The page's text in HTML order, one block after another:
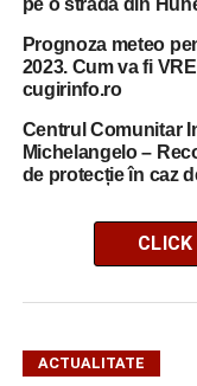
pe o stradă din
Prognoza meteo
2023. Cum va fi
cugirinfo.ro
Centrul Comunitar
Michelangelo –
de protecție în caz
ACTUALITATE